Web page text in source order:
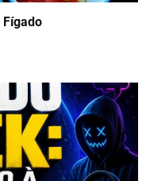
Fígado